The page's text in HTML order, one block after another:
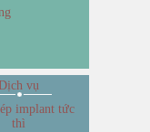
Dịch vụ
implant tức
thì